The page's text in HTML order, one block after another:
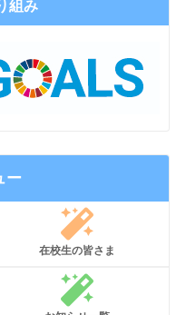
組み
ー
在校生の皆さま